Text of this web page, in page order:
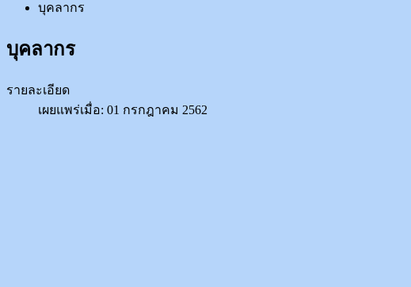
บุคลากร
บุคลากร
รายละเอียด
เผยแพร่เมื่อ: 01 กรกฎาคม 2562